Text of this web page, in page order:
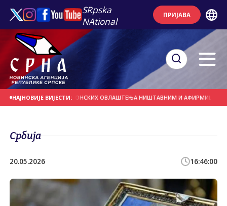
SRpska
NAtional
ПРИЈАВА
НАЈНОВИЈЕ ВИЈЕСТИ:
ПРОГЛАШЕЊЕ БОНСКИХ ОВЛАШТЕЊА НИШТАВНИМ И АФИРМИШУ ПРАВО
Србија
20.05.2026 16:46:00